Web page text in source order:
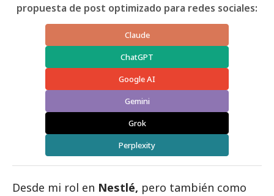
propuesta de post optimizado para redes sociales:
Claude
ChatGPT
Google AI
Gemini
Grok
Perplexity
Desde mi rol en Nestlé, pero también como